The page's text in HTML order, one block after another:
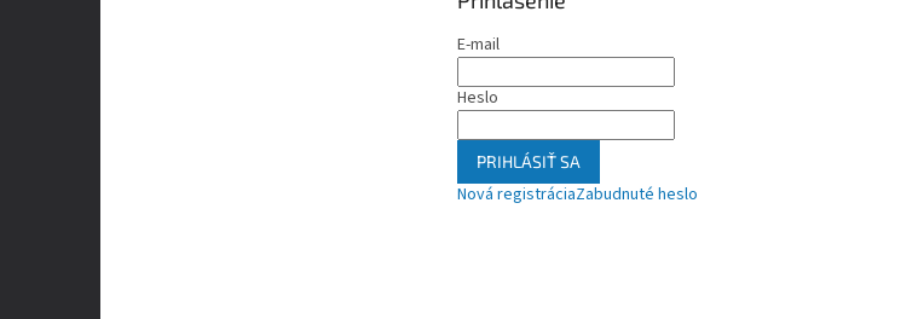
E-mail
Heslo
PRIHLÁSIŤ SA
Nová registráciaZabudnuté heslo